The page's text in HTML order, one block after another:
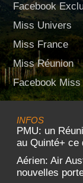
Facebook
Miss Univers
Miss France
Miss Réunion
Facebook Miss
INFOS
PMU: un
au Quinté+ ce
Aérien: Air
nouvelles